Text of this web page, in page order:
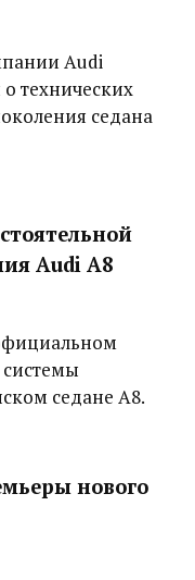
Audi
технических
седана
Audi А8‍
системы
седане A8.
нового